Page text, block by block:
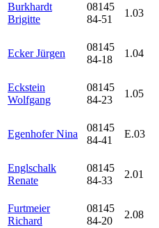
Burkhardt
Brigitte
08145
84-51
1.03
Ecker Jürgen
08145
84-18
1.04
Eckstein
Wolfgang
08145
84-23
1.05
Egenhofer Nina
08145
84-41
E.03
Englschalk
Renate
08145
84-33
2.01
Furtmeier
Richard
08145
84-20
2.08